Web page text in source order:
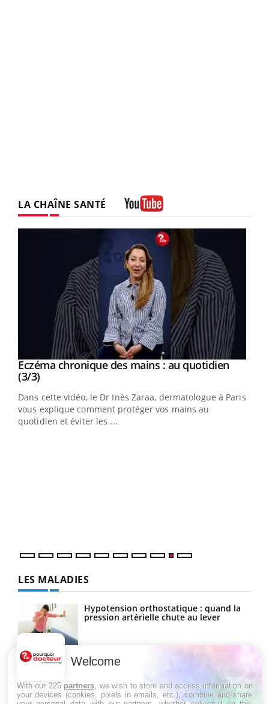
LA CHAÎNE SANTÉ
Youtube
Youtube
Eczéma chronique des mains : au quotidien
(3/3)Youtube
Dans cette vidéo, le Dr Inès Zaraa, dermatologue à Paris,
vous explique comment protéger vos mains au
quotidien et éviter les ...
LES MALADIES
Hypotension orthostatique : quand la
pression artérielle chute au lever
Drépanocytose : une déformation des
Welcome
With our 225 partners , we wish to store and access information on
your devices (cookies, pixels in emails, etc.), combine and share